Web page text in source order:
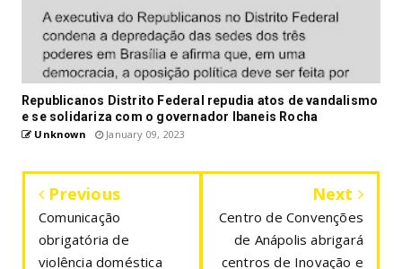
Republicanos Distrito Federal repudia atos de vandalismo
e se solidariza com o governador Ibaneis Rocha
Unknown January 09, 2023
Previous
Comunicação
obrigatória de
violência doméstica
Next
Centro de Convenções
de Anápolis abrigará
centros de Inovação e